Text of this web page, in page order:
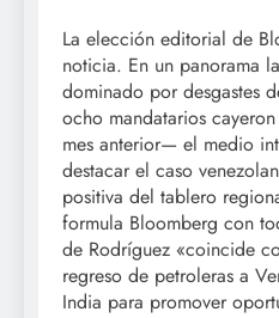
La elección editorial de
noticia. En un panorama
dominado por desgastes
ocho mandatarios
mes anterior— el medio
destacar el caso
positiva del tablero
formula Bloomberg con
de Rodríguez «coincide
regreso de petroleras a
India para promover